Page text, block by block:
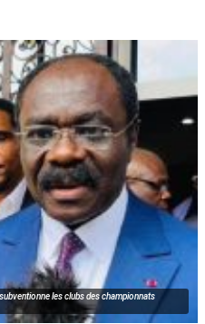
les clubs des championnats